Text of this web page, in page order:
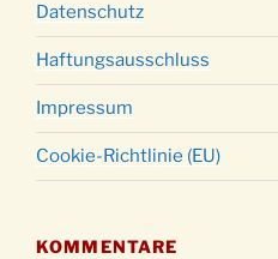
Datenschutz
Haftungsausschluss
Impressum
Cookie-Richtlinie (EU)
KOMMENTARE